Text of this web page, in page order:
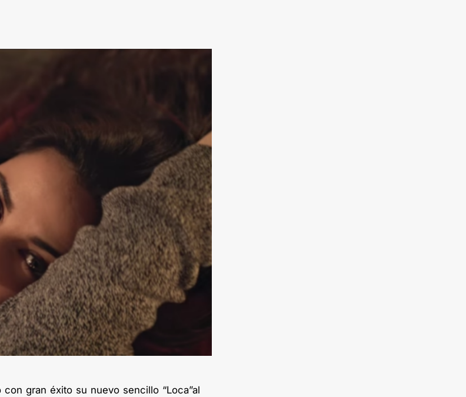
gran éxito su nuevo sencillo “Loca”al